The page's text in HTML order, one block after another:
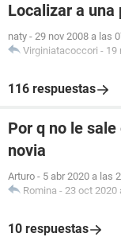
Localizar a una
naty - 29 nov 2008 a las
Virginiatacoccori - 19
116 respuestas
Por q no le
novia
Arturo - 5 abr 2020 a las
Romina - 23 oct 2020
10 respuestas